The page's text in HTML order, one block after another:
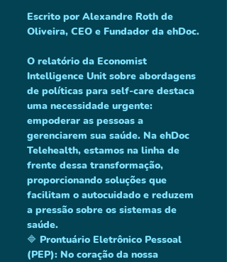
Escrito por Alexandre Roth de
Oliveira, CEO e Fundador da ehDoc.
O relatório da Economist
Intelligence Unit sobre abordagens
de políticas para self-care destaca
uma necessidade urgente:
empoderar as pessoas a
gerenciarem sua saúde. Na ehDoc
Telehealth, estamos na linha de
frente dessa transformação,
proporcionando soluções que
facilitam o autocuidado e reduzem
a pressão sobre os sistemas de
saúde.
🔷 Prontuário Eletrônico Pessoal
(PEP): No coração da nossa